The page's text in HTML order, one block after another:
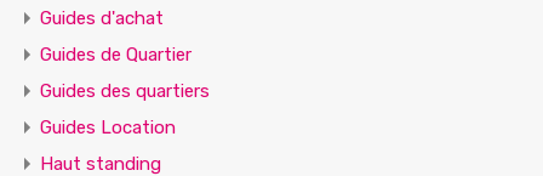
Guides d'achat
Guides de Quartier
Guides des quartiers
Guides Location
Haut standing